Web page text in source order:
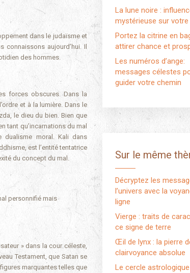
dans le judaïsme et
aujourd’hui. Il
des hommes.
forces obscures. Dans la
et à la lumière. Dans le
le dieu du bien. Bien que
tant qu’incarnations du mal
dualisme moral. Kali dans
est l’entité tentatrice
du concept du mal.
personnifié mais
» dans la cour céleste,
Testament, que Satan se
marquantes telles que
La lune noire :
mystérieuse sur votre
Portez la citrine en
attirer chance et
Les numéros d’ange:
messages célestes
guider votre chemin
Sur le même
Décryptez les
l’univers avec la
ligne
Vierge : traits de
ce signe de terre
Œil de lynx : la pierre
clairvoyance absolue
Le cercle